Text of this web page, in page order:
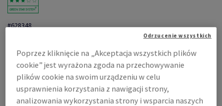
#628348
koperta zamyk. po długim boku C6, 114 x 162 mm banded bez okna
Conqueror, Laid, żeberkowany, cream, samoprzylepna z paskiem,
zamknięcie klapka prosto, 120g/m2, woodfree ECF with 15% cotton,
karton 500 sztuk, FSC Mix Credit
Zobacz dane techniczne
Poprzez kliknięcie na „Akceptacja wszystkich plików
cookie” jest wyrażona zgoda na przechowywanie
plików cookie na swoim urządzeniu w celu
usprawnienia korzystania z nawigacji strony,
analizowania wykorzystania strony i wsparcia naszych
Odrzucenie wszystkich